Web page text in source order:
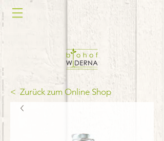
< Zurück zum Online Shop